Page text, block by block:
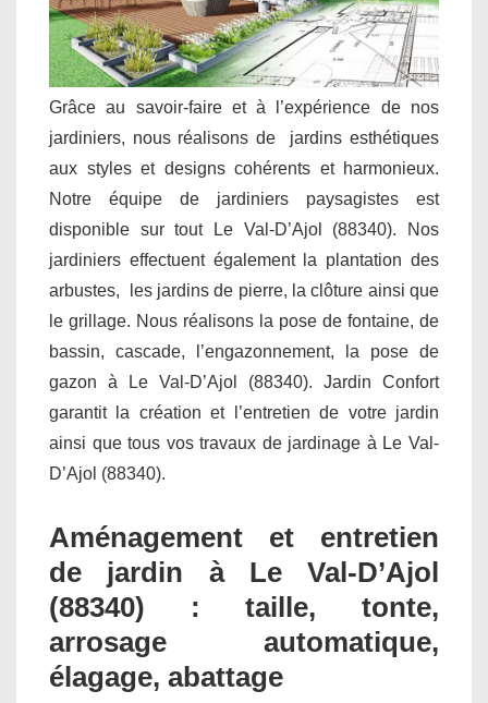
Grâce au savoir-faire et à l’expérience de nos
jardiniers, nous réalisons de jardins esthétiques
aux styles et designs cohérents et harmonieux.
Notre équipe de jardiniers paysagistes est
disponible sur tout Le Val-D’Ajol (88340). Nos
jardiniers effectuent également la plantation des
arbustes, les jardins de pierre, la clôture ainsi que
le grillage. Nous réalisons la pose de fontaine, de
bassin, cascade, l’engazonnement, la pose de
gazon à Le Val-D’Ajol (88340). Jardin Confort
garantit la création et l’entretien de votre jardin
ainsi que tous vos travaux de jardinage à Le Val-
D’Ajol (88340).
Aménagement et entretien
de jardin à Le Val-D’Ajol
(88340) : taille, tonte,
arrosage automatique,
élagage, abattage